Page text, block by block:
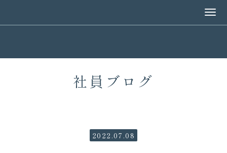
社員ブログ
2022.07.08